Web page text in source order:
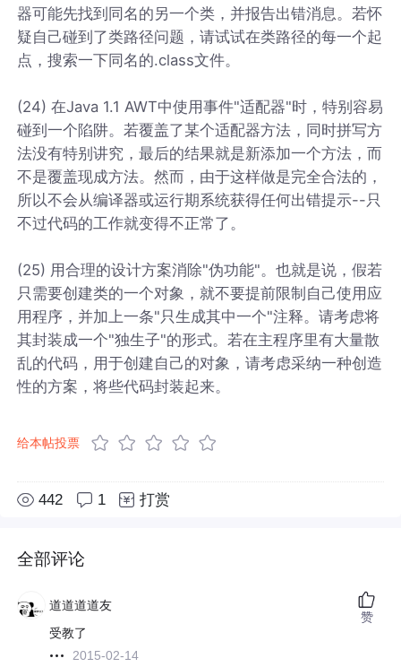
器可能先找到同名的另一个类，并报告出错消息。若怀
疑自己碰到了类路径问题，请试试在类路径的每一个起
点，搜索一下同名的.class文件。
(24) 在Java 1.1 AWT中使用事件"适配器"时，特别容易
碰到一个陷阱。若覆盖了某个适配器方法，同时拼写方
法没有特别讲究，最后的结果就是新添加一个方法，而
不是覆盖现成方法。然而，由于这样做是完全合法的，
所以不会从编译器或运行期系统获得任何出错提示--只
不过代码的工作就变得不正常了。
(25) 用合理的设计方案消除"伪功能"。也就是说，假若
只需要创建类的一个对象，就不要提前限制自己使用应
用程序，并加上一条"只生成其中一个"注释。请考虑将
其封装成一个"独生子"的形式。若在主程序里有大量散
乱的代码，用于创建自己的对象，请考虑采纳一种创造
性的方案，将些代码封装起来。
给本帖投票
442 1 打赏
全部评论
道道道道友
受教了
2015-02-14
赞